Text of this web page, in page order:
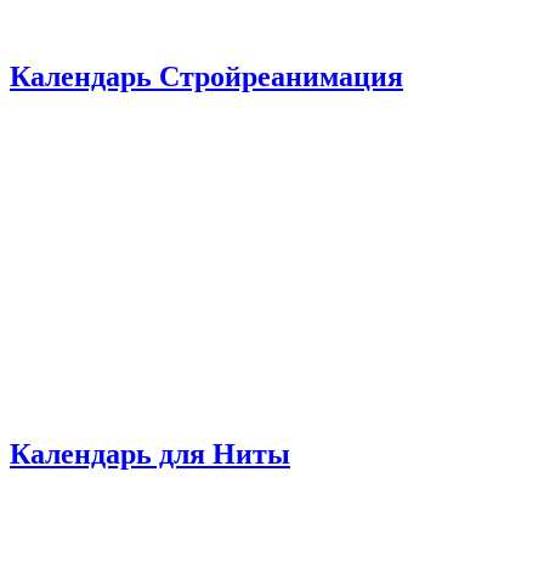
Календарь Стройреанимация
Календарь для Ниты